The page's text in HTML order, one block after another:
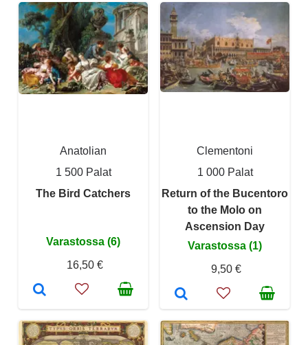
Anatolian
1 500 Palat
The Bird Catchers
Varastossa (6)
16,50 €
Clementoni
1 000 Palat
Return of the Bucentoro
to the Molo on
Ascension Day
Varastossa (1)
9,50 €